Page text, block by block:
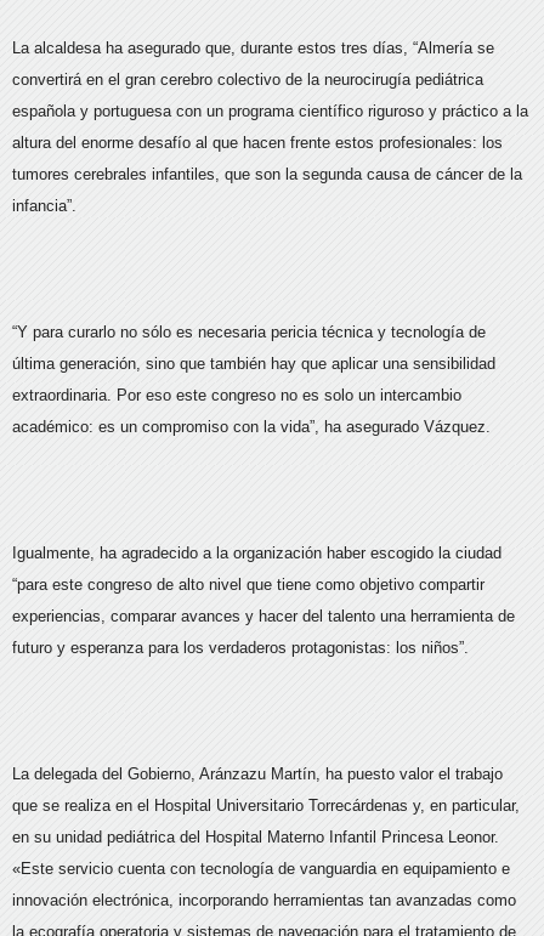
La alcaldesa ha asegurado que, durante estos tres días, “Almería se
convertirá en el gran cerebro colectivo de la neurocirugía pediátrica
española y portuguesa con un programa científico riguroso y práctico a la
altura del enorme desafío al que hacen frente estos profesionales: los
tumores cerebrales infantiles, que son la segunda causa de cáncer de la
infancia”.
“Y para curarlo no sólo es necesaria pericia técnica y tecnología de
última generación, sino que también hay que aplicar una sensibilidad
extraordinaria. Por eso este congreso no es solo un intercambio
académico: es un compromiso con la vida”, ha asegurado Vázquez.
Igualmente, ha agradecido a la organización haber escogido la ciudad
“para este congreso de alto nivel que tiene como objetivo compartir
experiencias, comparar avances y hacer del talento una herramienta de
futuro y esperanza para los verdaderos protagonistas: los niños”.
La delegada del Gobierno, Aránzazu Martín, ha puesto valor el trabajo
que se realiza en el Hospital Universitario Torrecárdenas y, en particular,
en su unidad pediátrica del Hospital Materno Infantil Princesa Leonor.
«Este servicio cuenta con tecnología de vanguardia en equipamiento e
innovación electrónica, incorporando herramientas tan avanzadas como
la ecografía operatoria y sistemas de navegación para el tratamiento de